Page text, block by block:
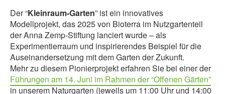
Der “Kleinraum-Garten” ist ein innovatives
Modellprojekt, das 2025 von Bioterra im Nutzgartenteil
der Anna Zemp-Stiftung lanciert wurde – als
Experimentierraum und inspirierendes Beispiel für die
Auseinandersetzung mit dem Garten der Zukunft.
Mehr zu diesem Pionierprojekt erfahren Sie bei einer der
Führungen am 14. Juni im Rahmen der “Offenen Gärten”
in unserem Naturgarten (jeweils um 11:00 Uhr und 14:00